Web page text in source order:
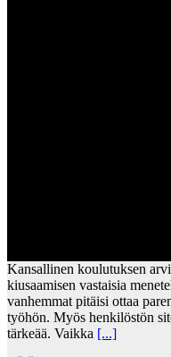
Kansallinen koulutuksen
kiusaamisen vastaisia
vanhemmat pitäisi ottaa
työhön. Myös henkilöstön
tärkeää. Vaikka [...]